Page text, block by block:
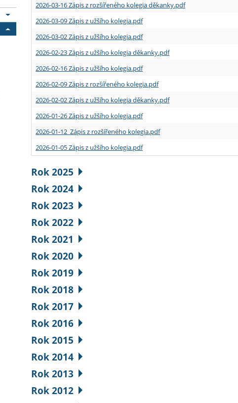
2026-03-16 Zápis z rozšířeného kolegia děkanky.pdf
2026-03-09 Zápis z užšího kolegia.pdf
2026-03-02 Zápis z užšího kolegia.pdf
2026-02-23 Zápis z užšího kolegia děkanky.pdf
2026-02-16 Zápis z užšího kolegia.pdf
2026-02-09 Zápis z rozšířeného kolegia.pdf
2026-02-02 Zápis z užšího kolegia děkanky.pdf
2026-01-26 Zápis z užšího kolegia.pdf
2026-01-12 Zápis z rozšířeného kolegia.pdf
2026-01-05 Zápis z užšího kolegia.pdf
Rok 2025
Rok 2024
Rok 2023
Rok 2022
Rok 2021
Rok 2020
Rok 2019
Rok 2018
Rok 2017
Rok 2016
Rok 2015
Rok 2014
Rok 2013
Rok 2012